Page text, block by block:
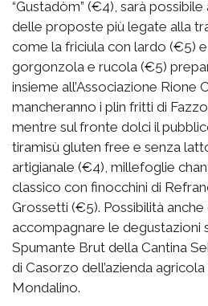
“Gustadòm” (€4), sarà
delle proposte più legate alla
come la friciula con lardo (€5)
gorgonzola e rucola (€5)
insieme all’Associazione Rione
mancheranno i plin fritti di
mentre sul fronte dolci il
tiramisù gluten free e senza
artigianale (€4), millefoglie
classico con finocchini di
Grossetti (€5). Possibilità anche
accompagnare le degustazioni
Spumante Brut della Cantina
di Casorzo dell’azienda
Mondalino.